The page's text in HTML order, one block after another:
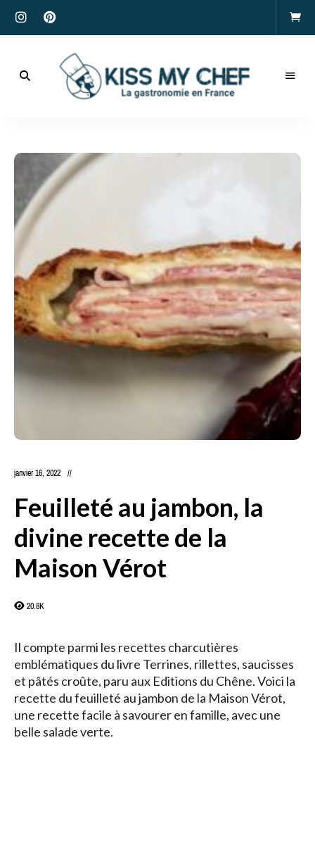
My
Chef
janvier 16, 2022
Feuilleté au jambon, la
divine recette de la
Maison Vérot
20.8K
Il compte parmi les recettes charcutières
emblématiques du livre Terrines, rillettes, saucisses
et pâtés croûte, paru aux Editions du Chêne. Voici la
recette du feuilleté au jambon de la Maison Vérot,
une recette facile à savourer en famille, avec une
belle salade verte.